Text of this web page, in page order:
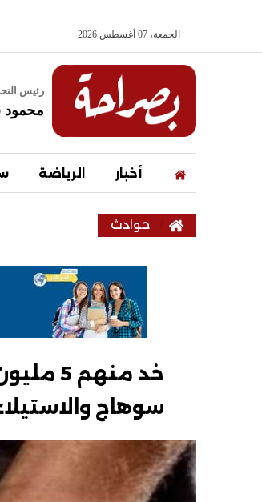
الجمعة، 07 أغسطس 2026
رئيس
محمود
أخبار الرياضة
حوادث
سوهاج